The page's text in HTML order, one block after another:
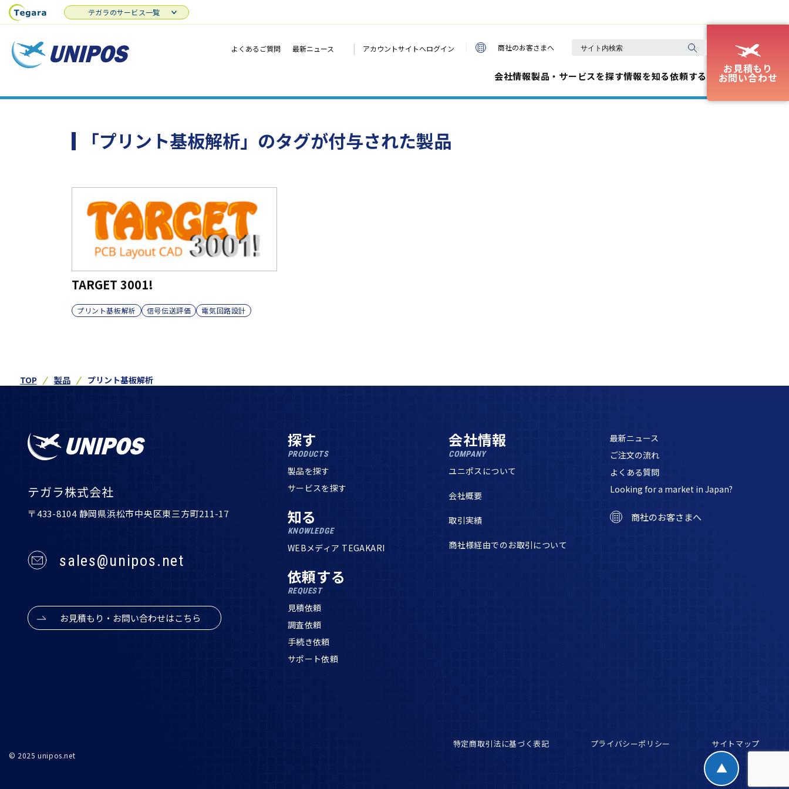
よくあるご質問 最新ニュース | アカウントサイトへログイン 商社のお客さまへ
会社情報製品・サービスを探す情報を知る依頼する
お見積もり
お問い合わせ
テガラのサービス一覧
「プリント基板解析」のタグが付与された製品
TARGET 3001!
プリント基板解析 信号伝送評価 電気回路設計
TOP 製品 プリント基板解析
テガラ株式会社
〒433-8104 静岡県浜松市中央区東三方町211-17
sales@unipos.net
お見積もり・お問い合わせはこちら
探す
PRODUCTS
製品を探す
サービスを探す
知る
KNOWLEDGE
WEBメディア TEGAKARI
依頼する
REQUEST
見積依頼
調査依頼
手続き依頼
サポート依頼
会社情報
COMPANY
ユニポスについて
会社概要
取引実績
商社様経由でのお取引について
最新ニュース
ご注文の流れ
よくある質問
Looking for a market in Japan?
商社のお客さまへ
© 2025 unipos.net
特定商取引法に基づく表記 プライバシーポリシー サイトマップ
▲